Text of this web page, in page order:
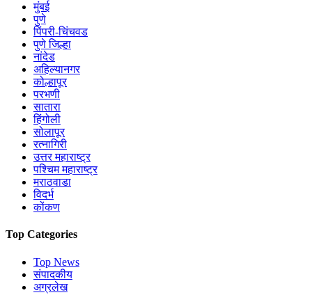
मुंबई
पुणे
पिंपरी-चिंचवड
पुणे जिल्हा
नांदेड
अहिल्यानगर
कोल्हापूर
परभणी
सातारा
हिंगोली
सोलापूर
रत्नागिरी
उत्तर महाराष्ट्र
पश्चिम महाराष्ट्र
मराठवाडा
विदर्भ
कोंकण
Top Categories
Top News
संपादकीय
अग्रलेख